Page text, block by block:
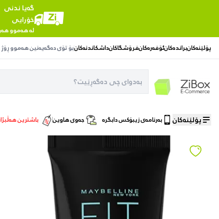
گەیا ندنی
خۆرایی
لە هەموو
پۆلێنەکانبراندەکانئۆفەرەکانفرۆشگاکانداشکاندنەکانبۆ تۆی دەگەیەنینهەموو ڕۆژ
پۆلێنەکان بەرنامەی زیبۆکس دابگرە جەوی هاوین باشترین ماڵەوە/جوانکاری پێست/ فاوەندەیشنی مایبێلین فیت می پۆڕلێس، ١٢٠